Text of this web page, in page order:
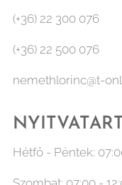
(+36) 22 300 076
(+36) 22 500 076
nemethlorinc@t-
Hétfő - Péntek: